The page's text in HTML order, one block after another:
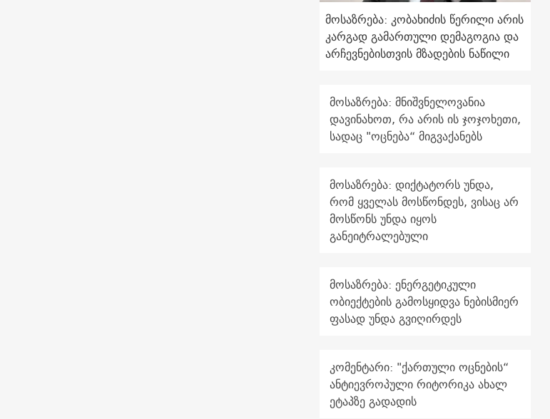
მოსაზრება: კობახიძის წერილი არის
კარგად გამართული დემაგოგია და
არჩევნებისთვის მზადების ნაწილი
მოსაზრება: მნიშვნელოვანია
დავინახოთ, რა არის ის ჯოჯოხეთი,
სადაც "ოცნება“ მიგვაქანებს
მოსაზრება: დიქტატორს უნდა,
რომ ყველას მოსწონდეს, ვისაც არ
მოსწონს უნდა იყოს
განეიტრალებული
მოსაზრება: ენერგეტიკული
ობიექტების გამოსყიდვა ნებისმიერ
ფასად უნდა გვიღირდეს
კომენტარი: "ქართული ოცნების“
ანტიევროპული რიტორიკა ახალ
ეტაპზე გადადის